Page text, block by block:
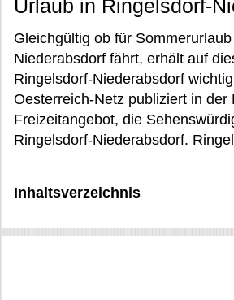
Urlaub in Ringelsdorf-
Gleichgültig ob für
Niederabsdorf fährt, erhält auf
Ringelsdorf-Niederabsdorf
Oesterreich-Netz publiziert in
Freizeitangebot, die
Ringelsdorf-Niederabsdorf.
Inhaltsverzeichnis